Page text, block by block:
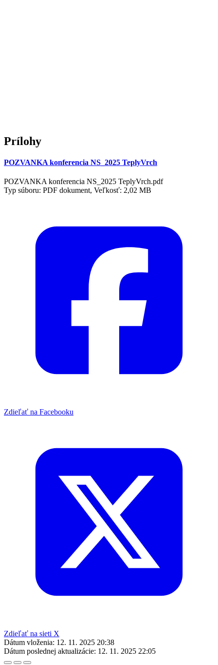
Prílohy
POZVANKA konferencia NS_2025 TeplyVrch
POZVANKA konferencia NS_2025 TeplyVrch.pdf
Typ súboru: PDF dokument, Veľkosť: 2,02 MB
Zdieľať na Facebooku
Zdieľať na sieti X
Dátum vloženia: 12. 11. 2025 20:38
Dátum poslednej aktualizácie: 12. 11. 2025 22:05